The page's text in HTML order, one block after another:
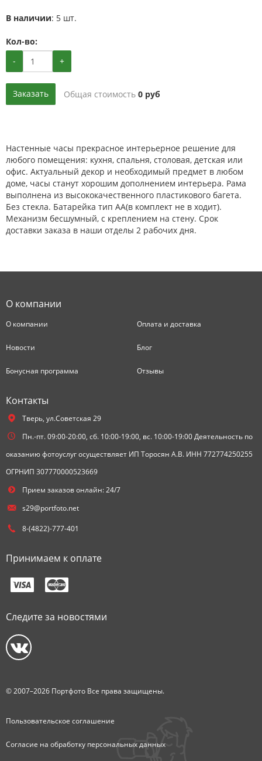
В наличии: 5 шт.
Кол-во:
-
+
Заказать Общая стоимость 0 руб
Настенные часы прекрасное интерьерное решение для
любого помещения: кухня, спальня, столовая, детская или
офис. Актуальный декор и необходимый предмет в любом
доме, часы станут хорошим дополнением интерьера. Рама
выполнена из высококачественного пластикового багета.
Без стекла. Батарейка тип АА(в комплект не в ходит).
Механизм бесшумный, с креплением на стену. Срок
доставки заказа в наши отделы 2 рабочих дня.
О компании
О компании Оплата и доставка
Новости Блог
Бонусная программа Отзывы
Контакты
Тверь, ул.Советская 29
Пн.-пт. 09:00-20:00, сб. 10:00-19:00, вс. 10:00-19:00 Деятельность по
оказанию фотоуслуг осуществляет ИП Торосян А.В. ИНН 772774250255
ОГРНИП 307770000523669
Прием заказов онлайн: 24/7
s29@portfoto.net
8-(4822)-777-401
Принимаем к оплате
Следите за новостями
© 2007–2026 Портфото Все права защищены.
Пользовательское соглашение
Согласие на обработку персональных данных